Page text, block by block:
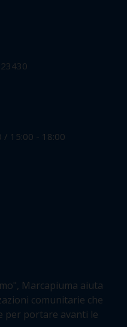
/ 15:00 - 18:00
Marcapiuma aiuta
comunitarie che
per portare avanti le